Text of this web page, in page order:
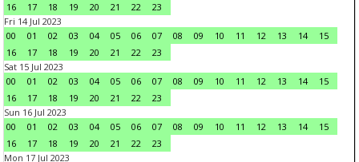
16
17 18 19 20 21 22
23
Fri 14 Jul 2023
00
01 02 03 04 05 06 07 08 09 10 11 12 13 14
15
16
17 18 19 20 21 22
23
Sat 15 Jul 2023
00
01 02 03 04 05 06 07 08 09 10 11 12 13 14
15
16
17 18 19 20 21 22
23
Sun 16 Jul 2023
00
01 02 03 04 05 06 07 08 09 10 11 12 13 14
15
16
17 18 19 20 21 22
23
Mon 17 Jul 2023